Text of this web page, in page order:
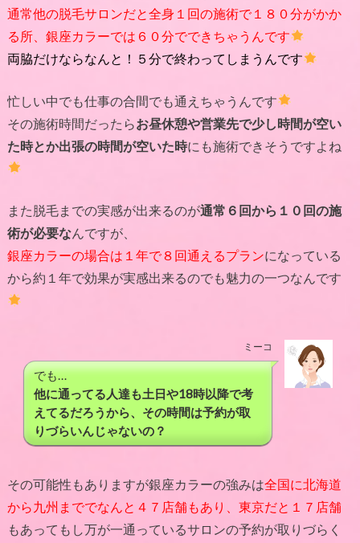
通常他の脱毛サロンだと全身１回の施術で１８０分がかか
る所、銀座カラーでは６０分でできちゃうんです
両脇だけならなんと！５分で終わってしまうんです
忙しい中でも仕事の合間でも通えちゃうんです
その施術時間だったらお昼休憩や営業先で少し時間が空い
た時とか出張の時間が空いた時にも施術できそうですよね
また脱毛までの実感が出来るのが通常６回から１０回の施
術が必要なんですが、
銀座カラーの場合は１年で８回通えるプランになっている
から約１年で効果が実感出来るのでも魅力の一つなんです
ミーコ
でも…
他に通ってる人達も土日や18時以降で考
えてるだろうから、その時間は予約が取
りづらいんじゃないの？
その可能性もありますが銀座カラーの強みは全国に北海道
から九州まででなんと４７店舗もあり、東京だと１７店舗
もあってもし万が一通っているサロンの予約が取りづらく